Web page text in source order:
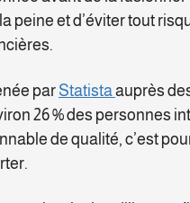
peine et d’éviter tout
par Statistaauprès
26 % des personnes
de qualité, c’est